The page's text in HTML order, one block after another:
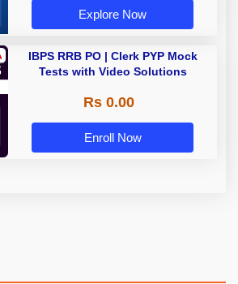
Explore Now
IBPS RRB PO | Clerk PYP Mock
Tests with Video Solutions
Rs 0.00
Enroll Now